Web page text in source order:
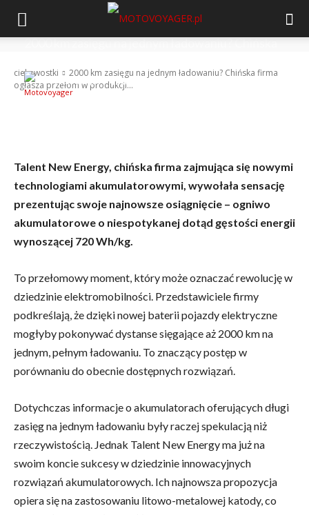
ciekawostki
2000 km zasięgu na jednym ładowaniu? Chińska firma
ogłasza przełom w produkcji...
Motovoyager - 15 kwietnia 2024
Talent New Energy, chińska firma zajmująca się nowymi
technologiami akumulatorowymi, wywołała sensację
prezentując swoje najnowsze osiągnięcie – ogniwo
akumulatorowe o niespotykanej dotąd gęstości energii
wynoszącej 720 Wh/kg.
To przełomowy moment, który może oznaczać rewolucję w
dziedzinie elektromobilności. Przedstawiciele firmy
podkreślają, że dzięki nowej baterii pojazdy elektryczne
mogłyby pokonywać dystanse sięgające aż 2000 km na
jednym, pełnym ładowaniu. To znaczący postęp w
porównaniu do obecnie dostępnych rozwiązań.
Dotychczas informacje o akumulatorach oferujących długi
zasięg na jednym ładowaniu były raczej spekulacją niż
rzeczywistością. Jednak Talent New Energy ma już na
swoim koncie sukcesy w dziedzinie innowacyjnych
rozwiązań akumulatorowych. Ich najnowsza propozycja
opiera się na zastosowaniu litowo-metalowej katody, co